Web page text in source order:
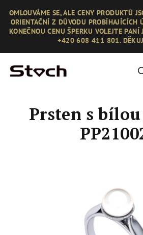
obsah
OMLOUVÁME SE, ALE CENY PRODUKTŮ
ORIENTAČNÍ Z DŮVODU PROBÍHAJÍCÍCH
KONEČNOU CENU ŠPERKU VOLEJTE PANÍ
+420 608 411 801.
Prsten s